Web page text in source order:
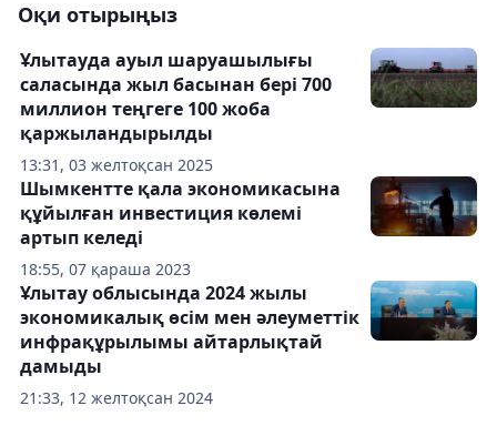
Оқи отырыңыз
13:31, 03 желтоқсан 2025
Ұлытауда ауыл шаруашылығы
саласында жыл басынан бері 700
миллион теңгеге 100 жоба
қаржыландырылды
18:55, 07 қараша 2023
Шымкентте қала экономикасына
құйылған инвестиция көлемі
артып келеді
21:33, 12 желтоқсан 2024
Ұлытау облысында 2024 жылы
экономикалық өсім мен әлеуметтік
инфрақұрылымы айтарлықтай
дамыды